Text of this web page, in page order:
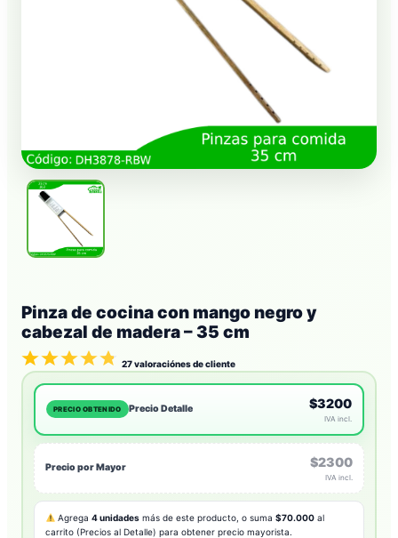
Pinza de cocina con mango negro y
cabezal de madera – 35 cm
27valoraciónes de cliente
PRECIO OBTENIDO Precio Detalle $3200
IVA incl.
Precio por Mayor $2300
IVA incl.
Agrega4 unidades más de este producto, o suma$70.000 al
carrito (Precios al Detalle) para obtener precio mayorista.